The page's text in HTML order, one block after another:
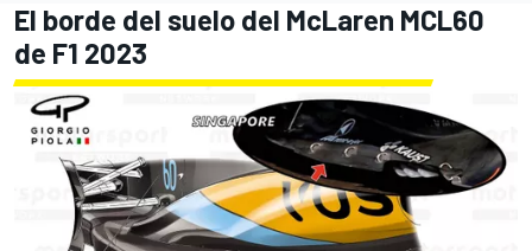
El borde del suelo del McLaren MCL60
de F1 2023